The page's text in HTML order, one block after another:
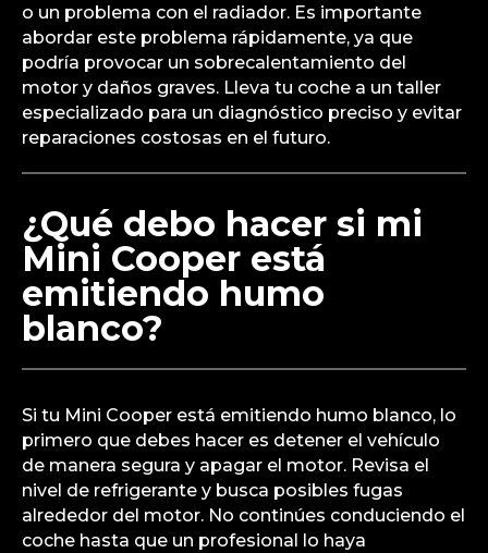
o un problema con el radiador. Es importante
abordar este problema rápidamente, ya que
podría provocar un sobrecalentamiento del
motor y daños graves. Lleva tu coche a un taller
especializado para un diagnóstico preciso y evitar
reparaciones costosas en el futuro.
¿Qué debo hacer si mi
Mini Cooper está
emitiendo humo
blanco?
Si tu Mini Cooper está emitiendo humo blanco, lo
primero que debes hacer es detener el vehículo
de manera segura y apagar el motor. Revisa el
nivel de refrigerante y busca posibles fugas
alrededor del motor. No continúes conduciendo el
coche hasta que un profesional lo haya